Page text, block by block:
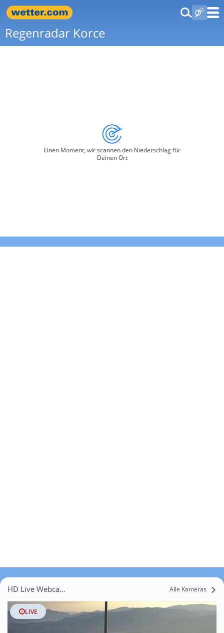
Regenradar Korce
Einen Moment, wir scannen den Niederschlag für
Deinen Ort
HD Live Webcams Korce Alle Kameras
LIVE